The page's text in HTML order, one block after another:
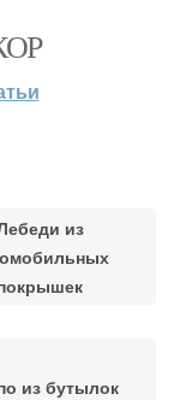
из
из бутылок